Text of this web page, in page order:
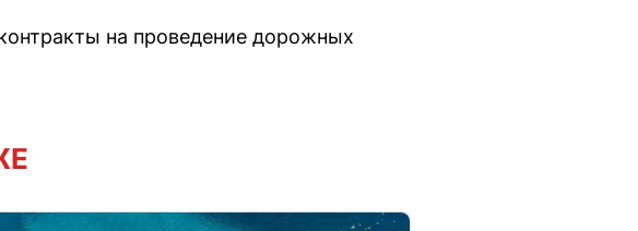
на проведение дорожных